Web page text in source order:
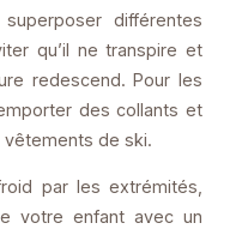
différentes
qu’il ne transpire et
redescend. Pour les
des collants et
de ski.
par les extrémités,
votre enfant avec un